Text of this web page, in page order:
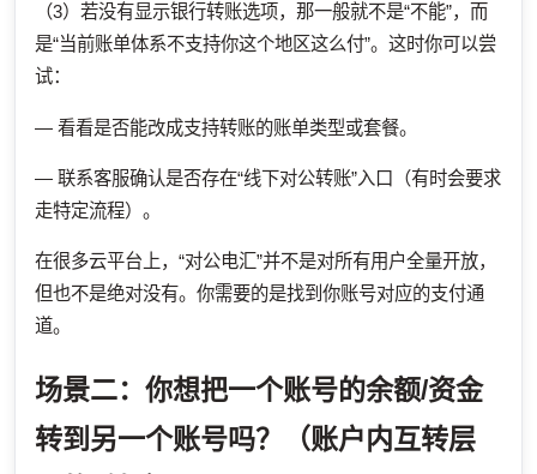
（3）若没有显示银行转账选项，那一般就不是“不能”，而
是“当前账单体系不支持你这个地区这么付”。这时你可以尝
试：
— 看看是否能改成支持转账的账单类型或套餐。
— 联系客服确认是否存在“线下对公转账”入口（有时会要求
走特定流程）。
在很多云平台上，“对公电汇”并不是对所有用户全量开放，
但也不是绝对没有。你需要的是找到你账号对应的支付通
道。
场景二：你想把一个账号的余额/资金
转到另一个账号吗？（账户内互转层